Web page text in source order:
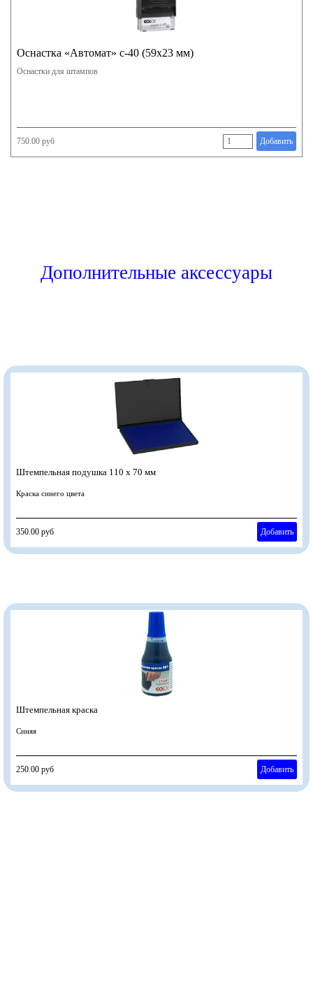
Оснастка «Автомат» с-40 (59х23 мм)
Оснастки для штампов
750.00 руб Добавить
Дополнительные аксессуары
Штемпельная подушка 110 х 70 мм
Краска синего цвета
350.00 руб Добавить
Штемпельная краска
Синяя
250.00 руб Добавить